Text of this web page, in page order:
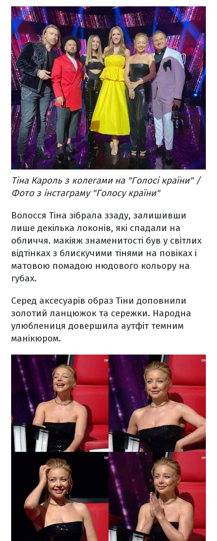
Тіна Кароль з колегами на "Голосі країни" /
Фото з інстаграму "Голосу країни"
Волосся Тіна зібрала ззаду, залишивши
лише декілька локонів, які спадали на
обличчя. макіяж знаменитості був у світлих
відтінках з блискучими тінями на повіках і
матовою помадою нюдового кольору на
губах.
Серед аксесуарів образ Тіни доповнили
золотий ланцюжок та сережки. Народна
улюблениця довершила аутфіт темним
манікюром.